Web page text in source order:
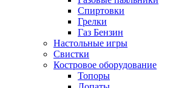
Спиртовки
Грелки
Газ Бензин
Настольные игры
Свистки
Костровое оборудование
Топоры